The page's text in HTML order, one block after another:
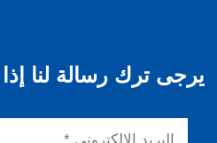
يرجى ترك رسالة لنا